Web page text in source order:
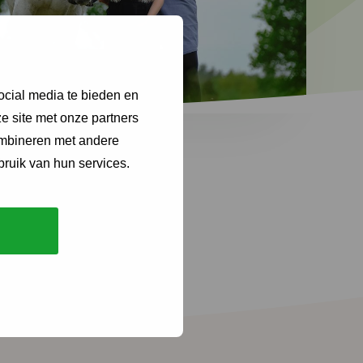
media te bieden en
site met onze partners
met andere
van hun services.